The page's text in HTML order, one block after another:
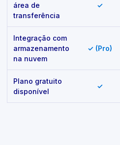
área de
transferência
✓
Integração com
armazenamento
na nuvem
✓ (Pro)
Plano gratuito
disponível
✓